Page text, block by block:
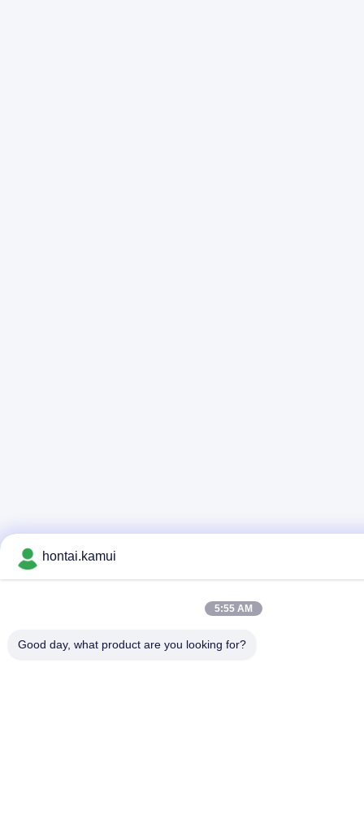
hontai.kamui
5:55 AM
Good day, what product are you looking for?